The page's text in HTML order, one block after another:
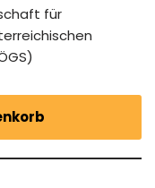
für